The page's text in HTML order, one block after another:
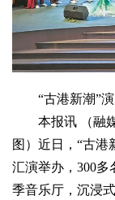
“古港新潮”
本报讯 （融
图）近日，“古
汇演举办，300
季音乐厅，沉浸